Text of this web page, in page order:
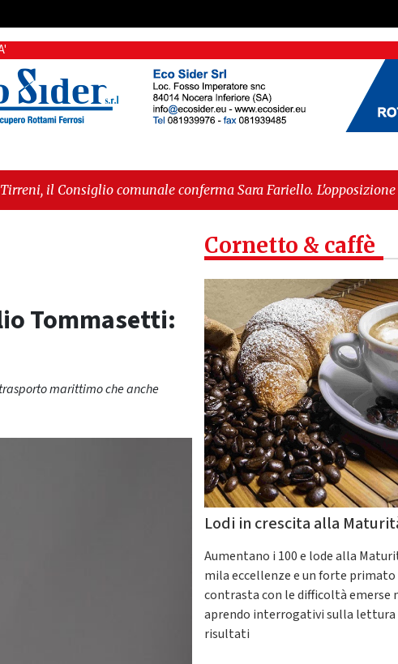
comunale conferma Sara Fariello. L'opposizione lascia l'aula al
la ceramica ammessa alla fase europea per l’IGP"
Tommasetti:
marittimo che anche
Cornetto & caffè
Lodi in crescita alla
Aumentano i 100 e lode alla
mila eccellenze e un forte primato
contrasta con le difficoltà emerse
aprendo interrogativi sulla lettura
risultati